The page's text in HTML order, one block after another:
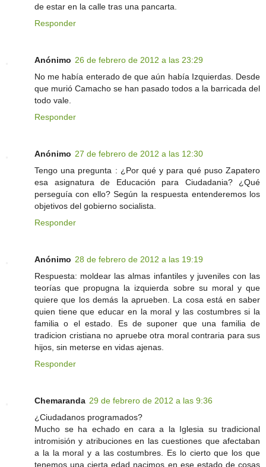
de estar en la calle tras una pancarta.
Responder
Anónimo 26 de febrero de 2012 a las 23:29
No me había enterado de que aún había Izquierdas. Desde
que murió Camacho se han pasado todos a la barricada del
todo vale.
Responder
Anónimo 27 de febrero de 2012 a las 12:30
Tengo una pregunta : ¿Por qué y para qué puso Zapatero
esa asignatura de Educación para Ciudadania? ¿Qué
perseguía con ello? Según la respuesta entenderemos los
objetivos del gobierno socialista.
Responder
Anónimo 28 de febrero de 2012 a las 19:19
Respuesta: moldear las almas infantiles y juveniles con las
teorías que propugna la izquierda sobre su moral y que
quiere que los demás la aprueben. La cosa está en saber
quien tiene que educar en la moral y las costumbres si la
familia o el estado. Es de suponer que una familia de
tradicion cristiana no apruebe otra moral contraria para sus
hijos, sin meterse en vidas ajenas.
Responder
Chemaranda 29 de febrero de 2012 a las 9:36
¿Ciudadanos programados?
Mucho se ha echado en cara a la Iglesia su tradicional
intromisión y atribuciones en las cuestiones que afectaban
a la la moral y a las costumbres. Es lo cierto que los que
tenemos una cierta edad nacimos en ese estado de cosas